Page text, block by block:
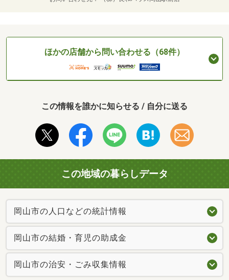
ほかの店舗から問い合わせる（68件）
この情報を誰かに知らせる / 自分に送る
この地域の暮らしデータ
岡山市の人口などの統計情報
岡山市の結婚・育児の助成金
岡山市の治安・ごみ収集情報